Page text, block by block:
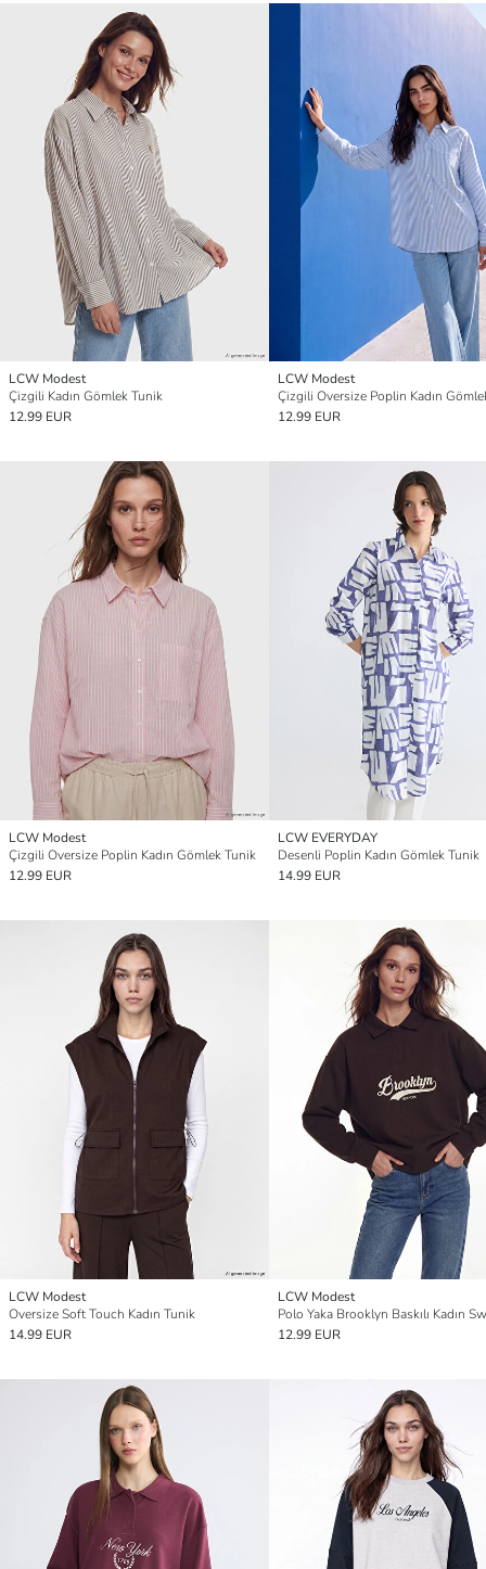
LCW Modest
Çizgili Kadın Gömlek Tunik
12.99 EUR
LCW Modest
Çizgili Oversize Poplin Kadın
12.99 EUR
LCW Modest
Çizgili Oversize Poplin Kadın Gömlek Tunik
12.99 EUR
LCW EVERYDAY
Desenli Poplin Kadın Gömlek Tunik
14.99 EUR
LCW Modest
Oversize Soft Touch Kadın Tunik
14.99 EUR
LCW Modest
12.99 EUR